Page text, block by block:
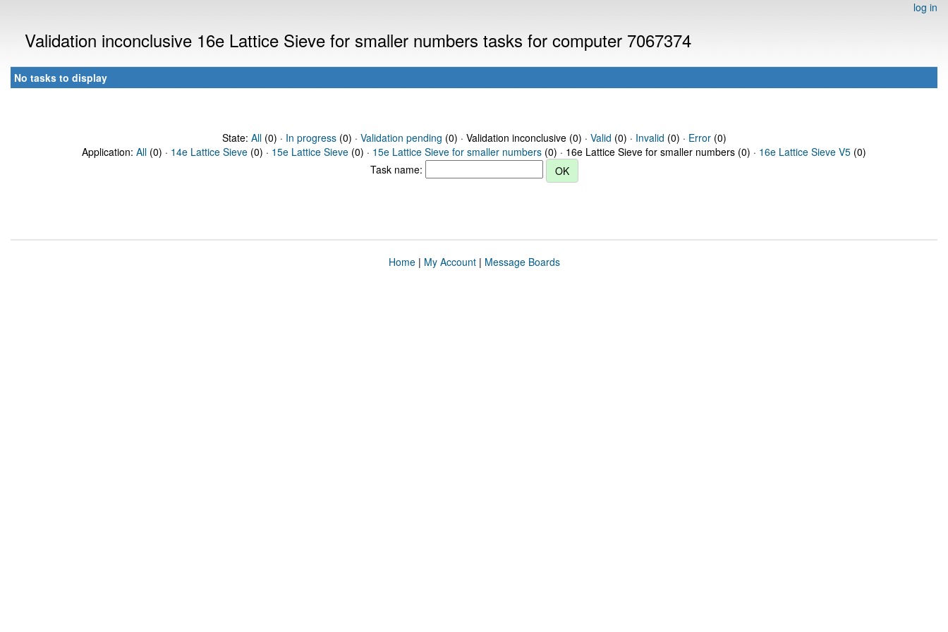
log in
Validation inconclusive 16e Lattice Sieve for smaller numbers tasks for computer 7067374
No tasks to display
State: All(0) · In progress(0) · Validation pending (0) · Validation inconclusive (0) · Valid (0) · Invalid (0) · Error(0)
Application: All (0) · 14e Lattice Sieve (0) · 15e Lattice Sieve (0) · 15e Lattice Sieve for smaller numbers (0) · 16e Lattice Sieve for smaller numbers (0) · 16e Lattice Sieve V5 (0)
Task name:
Home| My Account| Message Boards